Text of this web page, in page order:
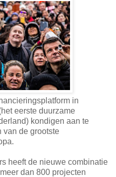
in
eerste duurzame
kondigen aan te
van de grootste
heeft de nieuwe combinatie
dan 800 projecten